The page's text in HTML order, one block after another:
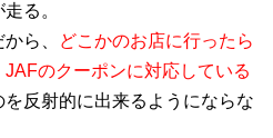
る。
ら、
どこかのお店に行ったら
のクーポンに対応している
を反射的に出来るようにならな